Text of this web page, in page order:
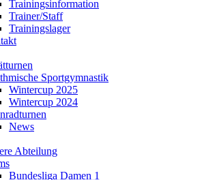
Trainingsinformation
Trainer/Staff
Trainingslager
Sportgymnastik
Wintercup 2025
Wintercup 2024
News
Abteilung
Bundesliga Damen 1